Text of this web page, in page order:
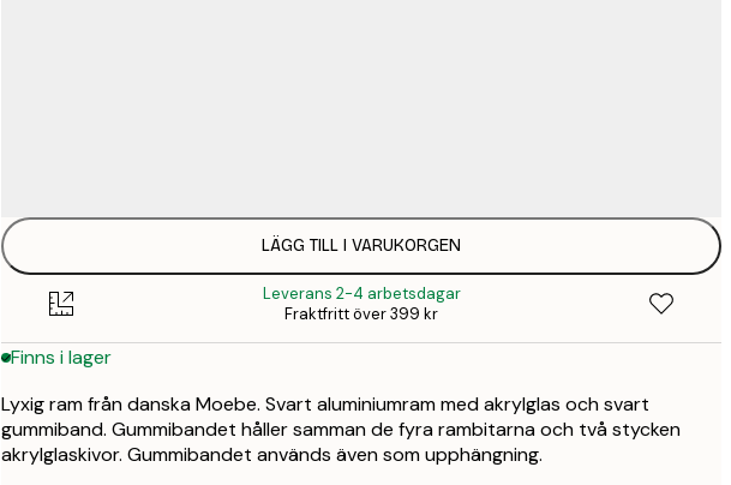
LÄGG TILL I VARUKORGEN
Leverans 2-4 arbetsdagar
Fraktfritt över 399 kr
Finns i lager
Lyxig ram från danska Moebe. Svart aluminiumram med akrylglas och svart
gummiband. Gummibandet håller samman de fyra rambitarna och två stycken
akrylglaskivor. Gummibandet används även som upphängning.